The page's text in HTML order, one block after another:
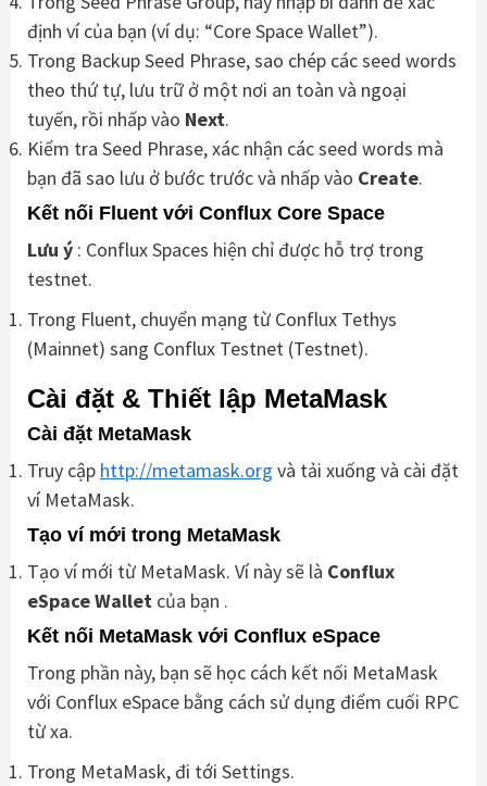
định ví của bạn (ví dụ: “Core Space Wallet”).
Trong Backup Seed Phrase, sao chép các seed words
theo thứ tự, lưu trữ ở một nơi an toàn và ngoại
tuyến, rồi nhấp vào Next.
Kiểm tra Seed Phrase, xác nhận các seed words mà
bạn đã sao lưu ở bước trước và nhấp vào Create.
Kết nối Fluent với Conflux Core Space
Lưu ý : Conflux Spaces hiện chỉ được hỗ trợ trong
testnet.
Trong Fluent, chuyển mạng từ Conflux Tethys
(Mainnet) sang Conflux Testnet (Testnet).
Cài đặt & Thiết lập MetaMask
Cài đặt MetaMask
Truy cập http://metamask.org và tải xuống và cài đặt
ví MetaMask.
Tạo ví mới trong MetaMask
Tạo ví mới từ MetaMask. Ví này sẽ là Conflux
eSpace Wallet của bạn .
Kết nối MetaMask với Conflux eSpace
Trong phần này, bạn sẽ học cách kết nối MetaMask
với Conflux eSpace bằng cách sử dụng điểm cuối RPC
từ xa.
Trong MetaMask, đi tới Settings.